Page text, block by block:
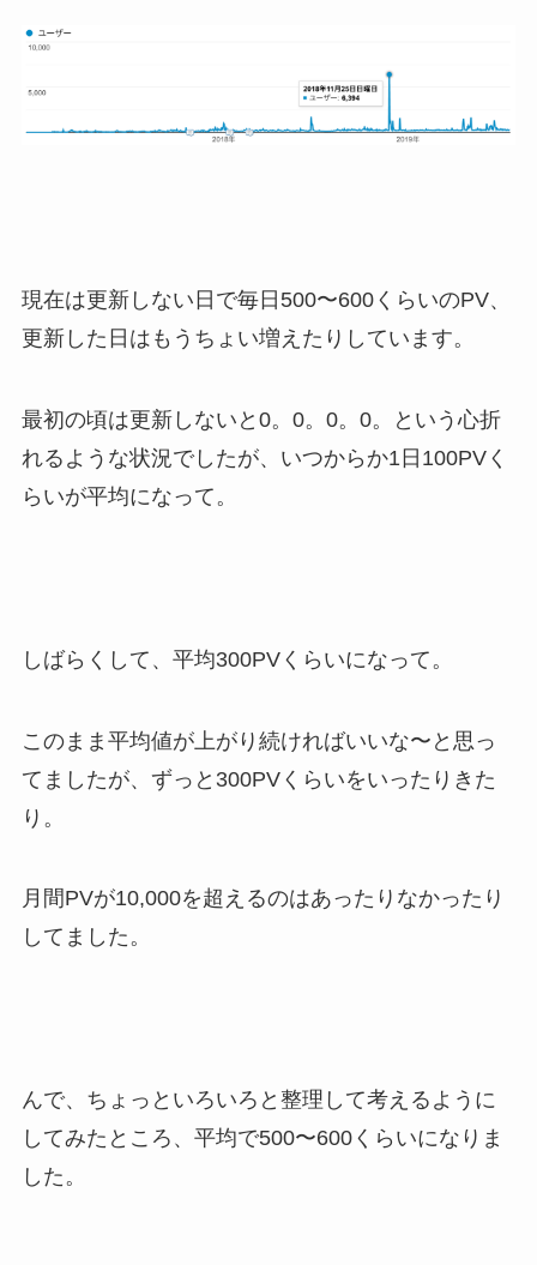
現在は更新しない日で毎日500〜600くらいのPV、
更新した日はもうちょい増えたりしています。
最初の頃は更新しないと0。0。0。0。という心折
れるような状況でしたが、いつからか1日100PVく
らいが平均になって。
しばらくして、平均300PVくらいになって。
このまま平均値が上がり続ければいいな〜と思っ
てましたが、ずっと300PVくらいをいったりきた
り。
月間PVが10,000を超えるのはあったりなかったり
してました。
んで、ちょっといろいろと整理して考えるように
してみたところ、平均で500〜600くらいになりま
した。